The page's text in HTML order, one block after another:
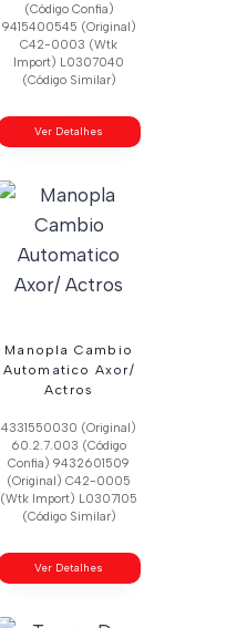
(Código Confia)
9415400545 (Original)
C42-0003 (Wtk
Import) L0307040
(Código Similar)
Ver Detalhes
Manopla Cambio
Automatico Axor/
Actros
4331550030 (Original)
60.2.7.003 (Código
Confia) 9432601509
(Original) C42-0005
(Wtk Import) L0307105
(Código Similar)
Ver Detalhes